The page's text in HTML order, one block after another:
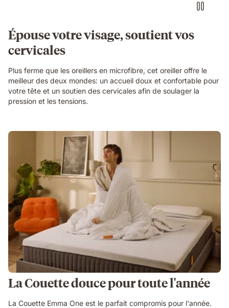
Épouse votre visage, soutient vos
cervicales
Plus ferme que les oreillers en microfibre, cet oreiller offre le
meilleur des deux mondes: un accueil doux et confortable pour
votre tête et un soutien des cervicales afin de soulager la
pression et les tensions.
La Couette douce pour toute l'année
La Couette Emma One est le parfait compromis pour l'année.